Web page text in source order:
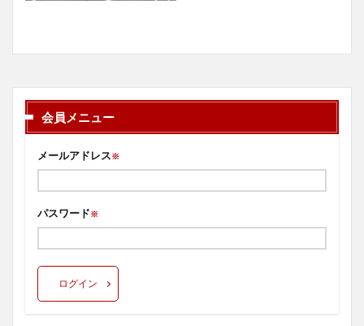
会員メニュー
メールアドレス※
パスワード※
ログイン